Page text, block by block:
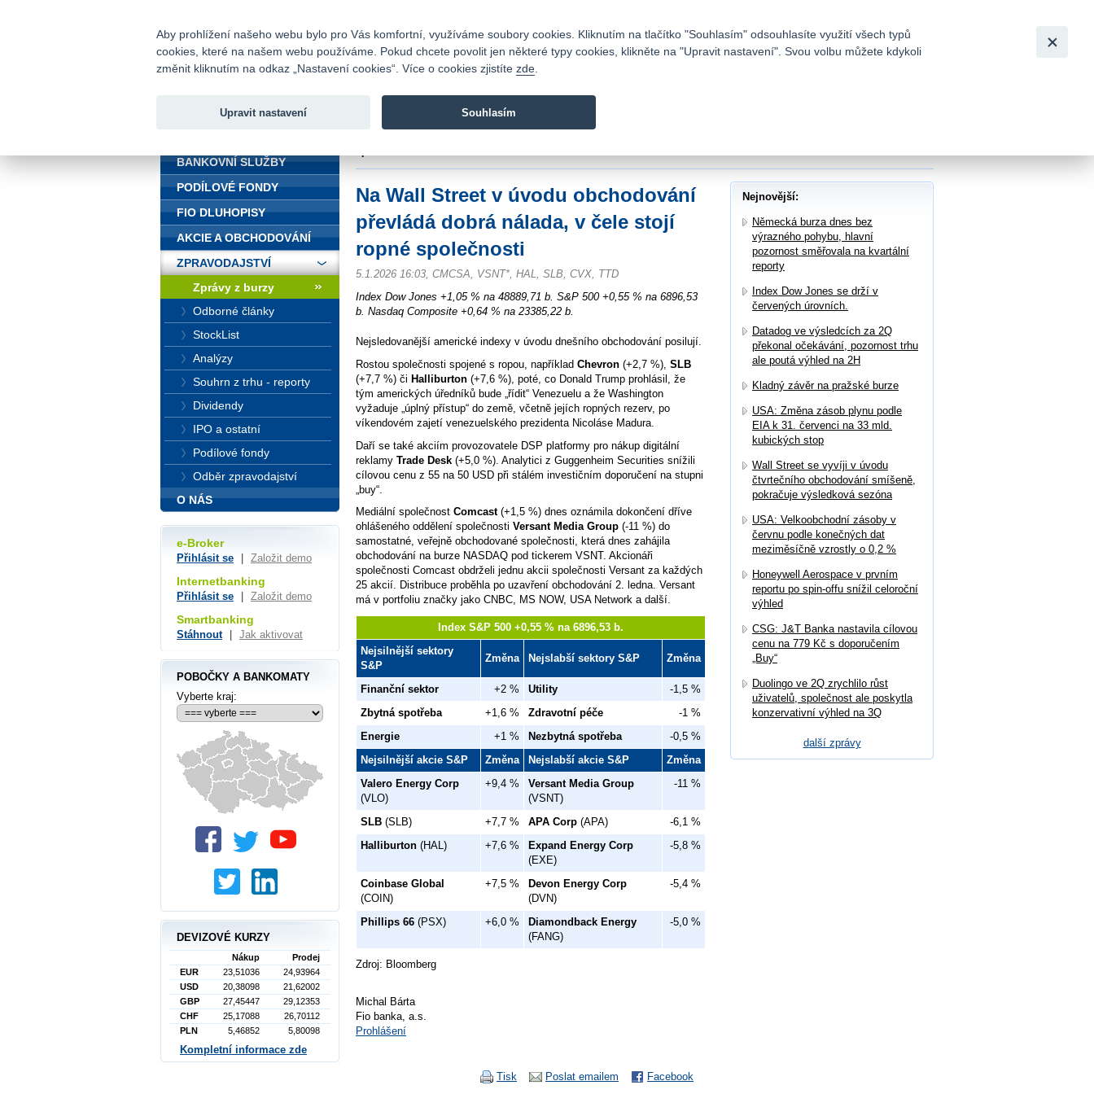
Fio banka
Fio banka je moderní česká banka. Poskytuje účty bez poplatků a
Na Wall Street v úvodu obchodování
převládá dobrá nálada, v čele stojí
ropné společnosti
5.1.2026 16:03, CMCSA, VSNT*, HAL, SLB, CVX, TTD
Index Dow Jones +1,05 % na 48889,71 b. S&P 500 +0,55 % na 6896,53
b. Nasdaq Composite +0,64 % na 23385,22 b.
Nejsledovanější americké indexy v úvodu dnešního obchodování posilují.
Rostou společnosti spojené s ropou, například Chevron (+2,7 %), SLB
(+7,7 %) či Halliburton (+7,6 %), poté, co Donald Trump prohlásil, že
tým amerických úředníků bude „řídit“ Venezuelu a že Washington
vyžaduje „úplný přístup“ do země, včetně jejích ropných rezerv, po
víkendovém zajetí venezuelského prezidenta Nicoláse Madura.
Daří se také akciím provozovatele DSP platformy pro nákup digitální
reklamy Trade Desk (+5,0 %). Analytici z Guggenheim Securities snížili
cílovou cenu z 55 na 50 USD při stálém investičním doporučení na stupni
„buy“.
Mediální společnost Comcast (+1,5 %) dnes oznámila dokončení dříve
ohlášeného oddělení společnosti Versant Media Group (-11 %) do
samostatné, veřejně obchodované společnosti, která dnes zahájila
obchodování na burze NASDAQ pod tickerem VSNT. Akcionáři
společnosti Comcast obdrželi jednu akcii společnosti Versant za každých
25 akcií. Distribuce proběhla po uzavření obchodování 2. ledna. Versant
má v portfoliu značky jako CNBC, MS NOW, USA Network a další.
Index S&P 500 +0,55 % na 6896,53 b.
Nejsilnější sektory
S&P
Změna Nejslabší sektory S&P Změna
Finanční sektor +2 % Utility
-1,5 %
Zbytná spotřeba
+1,6 % Zdravotní péče
-1 %
Energie
+1 % Nezbytná spotřeba
-0,5 %
Nejsilnější akcie S&P
Změna Nejslabší akcie S&P
Změna
Valero Energy Corp
(VLO)
+9,4 %
Versant Media Group
(VSNT)
-11 %
SLB (SLB) +7,7 % APA Corp (APA)
-6,1 %
Halliburton (HAL) +7,6 %
Expand Energy Corp
(EXE)
-5,8 %
Coinbase Global
(COIN)
+7,5 %
Devon Energy Corp
(DVN)
-5,4 %
Phillips 66 (PSX) +6,0 %
Diamondback Energy
(FANG)
-5,0 %
Zdroj: Bloomberg
Michal Bárta
Fio banka, a.s.
Prohlášení
Facebook
Poslat emailem
Tisk
Nejnovější:
Německá burza dnes bez
výrazného pohybu, hlavní
pozornost směřovala na kvartální
reporty
Index Dow Jones se drží v
červených úrovních.
Datadog ve výsledcích za 2Q
překonal očekávání, pozornost trhu
ale poutá výhled na 2H
Kladný závěr na pražské burze
USA: Změna zásob plynu podle
EIA k 31. červenci na 33 mld.
kubických stop
Wall Street se vyvíji v úvodu
čtvrtečního obchodování smíšeně,
pokračuje výsledková sezóna
USA: Velkoobchodní zásoby v
červnu podle konečných dat
meziměsíčně vzrostly o 0,2 %
Honeywell Aerospace v prvním
reportu po spin-offu snížil celoroční
výhled
CSG: J&T Banka nastavila cílovou
cenu na 779 Kč s doporučením
„Buy“
Duolingo ve 2Q zrychlilo růst
uživatelů, společnost ale poskytla
konzervativní výhled na 3Q
další zprávy
BANKOVNÍ SLUŽBY
PODÍLOVÉ FONDY
FIO DLUHOPISY
AKCIE A OBCHODOVÁNÍ
ZPRAVODAJSTVÍ
Zprávy z burzy
Odborné články
StockList
Analýzy
Souhrn z trhu - reporty
Dividendy
IPO a ostatní
Podílové fondy
Odběr zpravodajství
O NÁS
e-Broker
Přihlásit se Založit demo
Internetbanking
Přihlásit se Založit demo
Smartbanking
Stáhnout Jak aktivovat
POBOČKY A BANKOMATY
Vyberte kraj:
DEVIZOVÉ KURZY
Nákup
Prodej
EUR
23,51036
24,93964
USD
20,38098
21,62002
GBP
27,45447
29,12353
CHF
25,17088
26,70112
PLN
5,46852 5,80098
Kompletní informace zde
Aby prohlížení našeho webu bylo pro Vás komfortní, využíváme soubory cookies. Kliknutím na tlačítko "Souhlasím" odsouhlasíte využití všech typů
cookies, které na našem webu používáme. Pokud chcete povolit jen některé typy cookies, klikněte na "Upravit nastavení". Svou volbu můžete kdykoli
změnit kliknutím na odkaz „Nastavení cookies“. Více o cookies zjistíte zde
Upravit nastavení Souhlasím